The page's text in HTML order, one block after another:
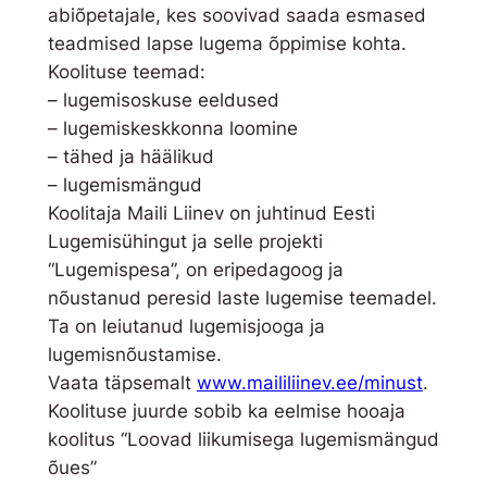
e
t
o
i
s
e
A
B
C
k
o
g
u
abiõpetajale, kes soovivad saada esmased
teadmised lapse lugema õppimise kohta.
Koolituse teemad:
– lugemisoskuse eeldused
– lugemiskeskkonna loomine
– tähed ja häälikud
– lugemismängud
Koolitaja Maili Liinev on juhtinud Eesti
Lugemisühingut ja selle projekti
“Lugemispesa”, on eripedagoog ja
nõustanud peresid laste lugemise teemadel.
Ta on leiutanud lugemisjooga ja
lugemisnõustamise.
Vaata täpsemalt www.maililiinev.ee/minust.
Koolituse juurde sobib ka eelmise hooaja
koolitus “Loovad liikumisega lugemismängud
õues”